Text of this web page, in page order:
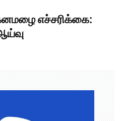
எச்சரிக்கை: